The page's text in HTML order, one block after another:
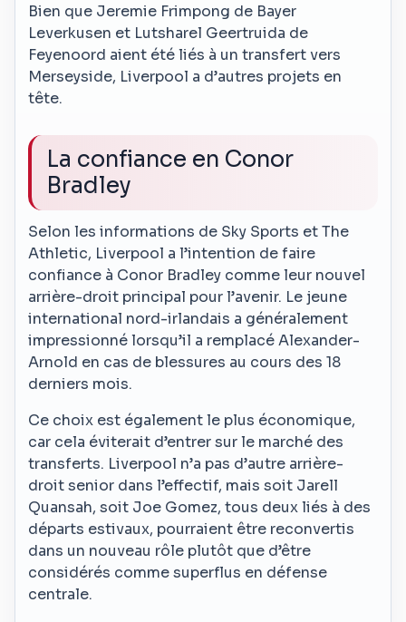
Bien que Jeremie Frimpong de Bayer
Leverkusen et Lutsharel Geertruida de
Feyenoord aient été liés à un transfert vers
Merseyside, Liverpool a d’autres projets en
tête.
La confiance en Conor
Bradley
Selon les informations de Sky Sports et The
Athletic, Liverpool a l’intention de faire
confiance à Conor Bradley comme leur nouvel
arrière-droit principal pour l’avenir. Le jeune
international nord-irlandais a généralement
impressionné lorsqu’il a remplacé Alexander-
Arnold en cas de blessures au cours des 18
derniers mois.
Ce choix est également le plus économique,
car cela éviterait d’entrer sur le marché des
transferts. Liverpool n’a pas d’autre arrière-
droit senior dans l’effectif, mais soit Jarell
Quansah, soit Joe Gomez, tous deux liés à des
départs estivaux, pourraient être reconvertis
dans un nouveau rôle plutôt que d’être
considérés comme superflus en défense
centrale.